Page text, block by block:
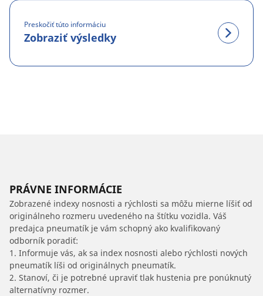
Preskočiť túto informáciu
Zobraziť výsledky
PRÁVNE INFORMÁCIE
Zobrazené indexy nosnosti a rýchlosti sa môžu mierne líšiť od
originálneho rozmeru uvedeného na štítku vozidla. Váš
predajca pneumatík je vám schopný ako kvalifikovaný
odborník poradiť:
1. Informuje vás, ak sa index nosnosti alebo rýchlosti nových
pneumatík líši od originálnych pneumatík.
2. Stanoví, či je potrebné upraviť tlak hustenia pre ponúknutý
alternatívny rozmer.